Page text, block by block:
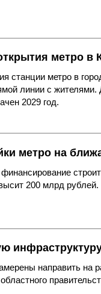
метро в
станции метро в
линии с жителями.
2029 год.
метро на
200 млрд
направить на